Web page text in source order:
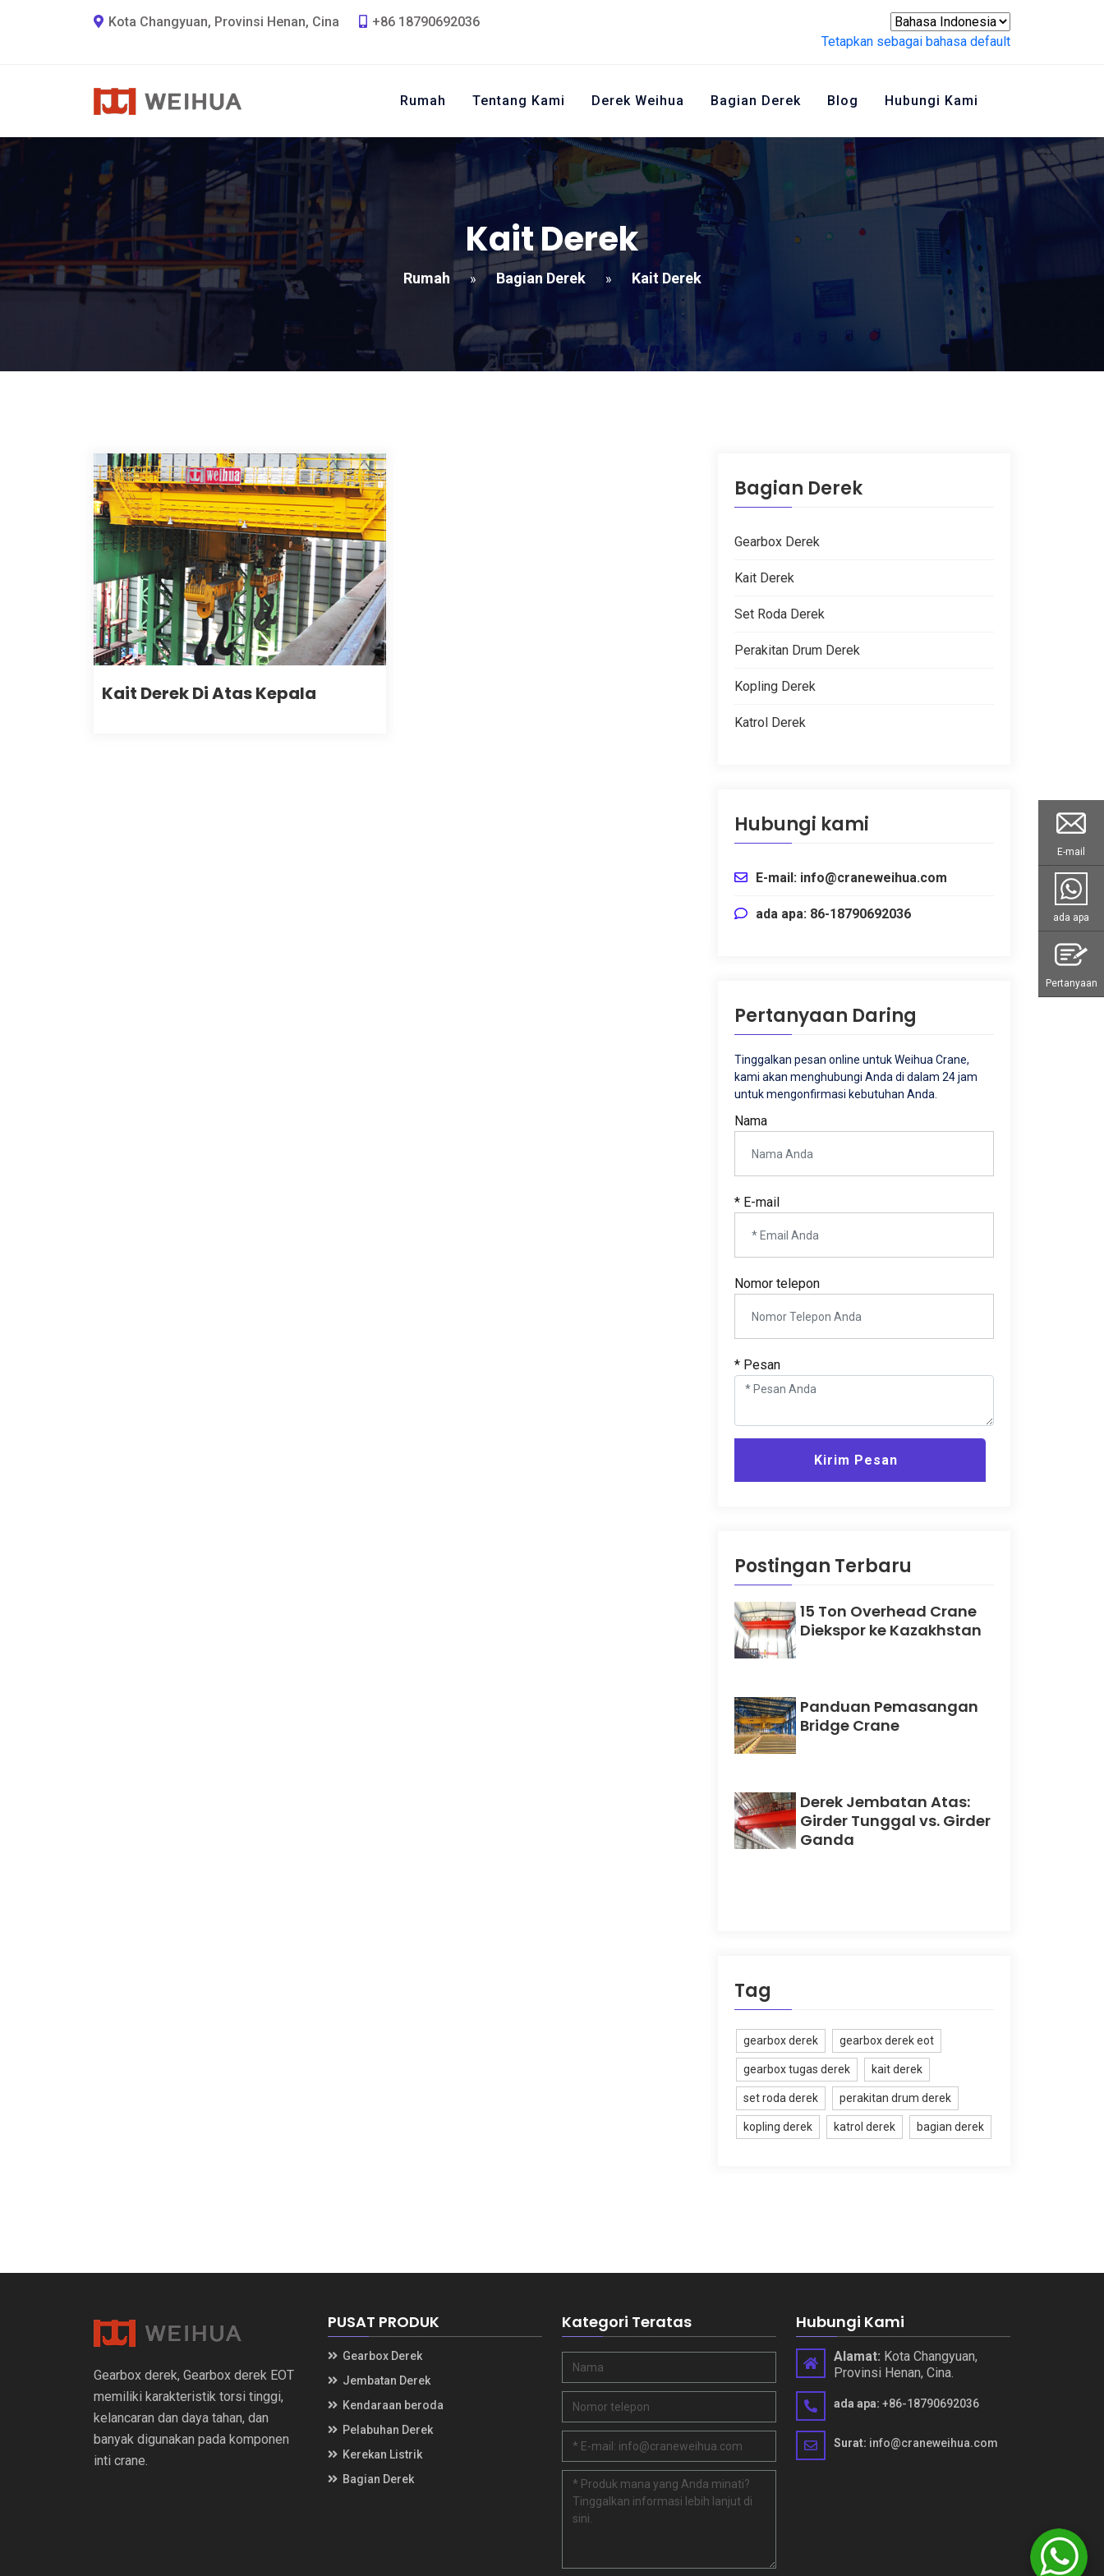
Kota Changyuan, Provinsi Henan, Cina
+86 18790692036
Tetapkan sebagai bahasa default
Rumah Tentang Kami Derek Weihua Bagian Derek Blog Hubungi Kami
Kait Derek
Rumah » Bagian Derek » Kait Derek
Kait Derek Di Atas Kepala
Bagian Derek
Gearbox Derek
Kait Derek
Set Roda Derek
Perakitan Drum Derek
Kopling Derek
Katrol Derek
Hubungi kami
E-mail: info@craneweihua.com
ada apa: 86-18790692036
Pertanyaan Daring
Tinggalkan pesan online untuk Weihua Crane,
kami akan menghubungi Anda di dalam 24 jam
untuk mengonfirmasi kebutuhan Anda.
Nama
* E-mail
Nomor telepon
* Pesan
Kirim Pesan
Postingan Terbaru
15 Ton Overhead Crane
Diekspor ke Kazakhstan
Panduan Pemasangan
Bridge Crane
Derek Jembatan Atas:
Girder Tunggal vs. Girder
Ganda
Tag
gearbox derek gearbox derek eot
gearbox tugas derek kait derek
set roda derek perakitan drum derek
kopling derek katrol derek bagian derek
Gearbox derek, Gearbox derek EOT
memiliki karakteristik torsi tinggi,
kelancaran dan daya tahan, dan
banyak digunakan pada komponen
inti crane.
PUSAT PRODUK
Gearbox Derek
Jembatan Derek
Kendaraan beroda
Pelabuhan Derek
Kerekan Listrik
Bagian Derek
Kategori Teratas Hubungi Kami
Alamat: Kota Changyuan,
Provinsi Henan, Cina.
ada apa: +86-18790692036
Surat: info@craneweihua.com
E-mail
ada apa
Pertanyaan